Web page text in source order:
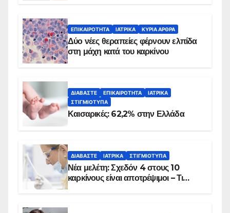
ΕΠΙΚΑΙΡΌΤΗΤΑ ΙΑΤΡΙΚΆ ΚΥΡΙΑ ΑΡΘΡΑ
Δύο νέες θεραπείες φέρνουν ελπίδα
στη μάχη κατά του καρκίνου
ΔΙΑΒΆΣΤΕ ΕΠΙΚΑΙΡΌΤΗΤΑ
ΙΑΤΡΙΚΆ
ΣΤΙΓΜΙΌΤΥΠΑ
Καισαρικές: 62,2% στην Ελλάδα
ΔΙΑΒΆΣΤΕ ΙΑΤΡΙΚΆ ΣΤΙΓΜΙΌΤΥΠΑ
Νέα μελέτη: Σχεδόν 4 στους 10
καρκίνους είναι αποτρέψιμοι – Τι